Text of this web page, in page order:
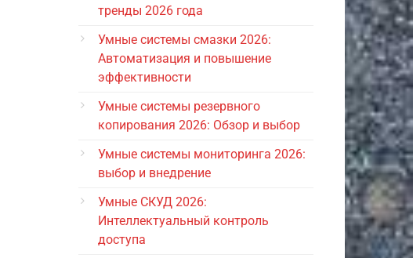
тренды 2026 года
Умные системы смазки 2026:
Автоматизация и повышение
эффективности
Умные системы резервного
копирования 2026: Обзор и выбор
Умные системы мониторинга 2026:
выбор и внедрение
Умные СКУД 2026:
Интеллектуальный контроль
доступа